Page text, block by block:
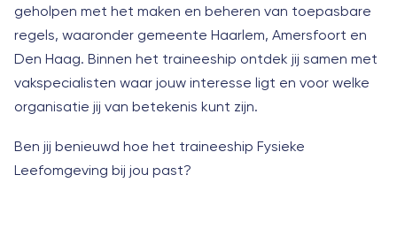
geholpen met het maken en beheren van toepasbare
regels, waaronder gemeente Haarlem, Amersfoort en
Den Haag. Binnen het traineeship ontdek jij samen met
vakspecialisten waar jouw interesse ligt en voor welke
organisatie jij van betekenis kunt zijn.
Ben jij benieuwd hoe het traineeship Fysieke
Leefomgeving bij jou past?